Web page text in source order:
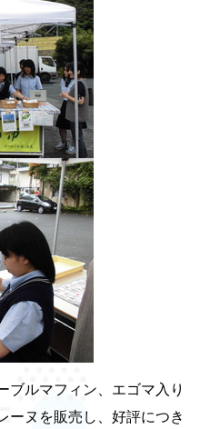
ブルマフィン、エゴマ入り
ーヌを販売し、好評につき